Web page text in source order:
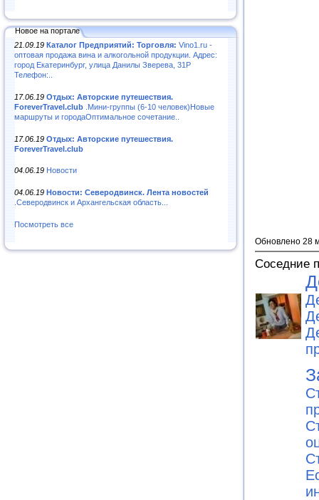
Новое на портале
21.09.19 Каталог Предприятий: Торговля: Vino1.ru -
оптовая продажа вина и алкогольной продукции. Адрес:
город Екатеринбург, улица Данилы Зверева, 31Р
Телефон:..
17.06.19 Отдых: Авторские путешествия.
ForeverTravel.club .Мини-группы (6-10 человек)Новые
маршруты и городаОптимальное сочетание..
17.06.19 Отдых: Авторские путешествия.
ForeverTravel.club
04.06.19 Новости
04.06.19 Новости: Северодвинск. Лента новостей
.Северодвинск и Архангельская область...
Посмотреть все
Обновлено 28
Соседние